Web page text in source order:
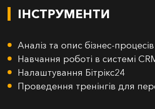
ІНСТРУМЕНТИ
Аналіз та опис бізнес-процесів
Навчання роботі в системі
Налаштування Бітрікс24
Проведення тренінгів для